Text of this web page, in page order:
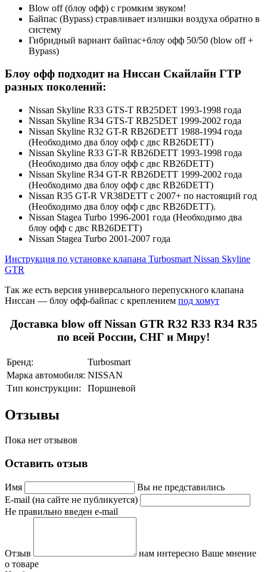
Blow off (блоу офф) с громким звуком!
Байпас (Bypass) стравливает излишки воздуха обратно в
систему
Гибридный вариант байпас+блоу офф 50/50 (blow off +
Bypass)
Блоу офф подходит на Ниссан Скайлайн ГТР
разных поколений:
Nissan Skyline R33 GTS-T RB25DET 1993-1998 года
Nissan Skyline R34 GTS-T RB25DET 1999-2002 года
Nissan Skyline R32 GT-R RB26DETT 1988-1994 года
(Необходимо два блоу офф с двс RB26DETT)
Nissan Skyline R33 GT-R RB26DETT 1993-1998 года
(Необходимо два блоу офф с двс RB26DETT)
Nissan Skyline R34 GT-R RB26DETT 1999-2002 года
(Необходимо два блоу офф с двс RB26DETT)
Nissan R35 GT-R VR38DETT с 2007+ по настоящий год
(Необходимо два блоу офф с двс RB26DETT).
Nissan Stagea Turbo 1996-2001 года (Необходимо два
блоу офф с двс RB26DETT)
Nissan Stagea Turbo 2001-2007 года
Инструкция по установке клапана Turbosmart Nissan Skyline
GTR
Так же есть версия универсального перепускного клапана
Ниссан — блоу офф-байпас с креплением под хомут
Доставка blow off Nissan GTR R32 R33 R34 R35
по всей России, СНГ и Миру!
Бренд:
Turbosmart
Марка автомобиля: NISSAN
Тип конструкции:
Поршневой
Отзывы
Пока нет отзывов
Оставить отзыв
Имя
Вы не представились
E-mail (на сайте не публикуется)
Не правильно введен e-mail
Отзыв
нам интересно Ваше мнение
о товаре